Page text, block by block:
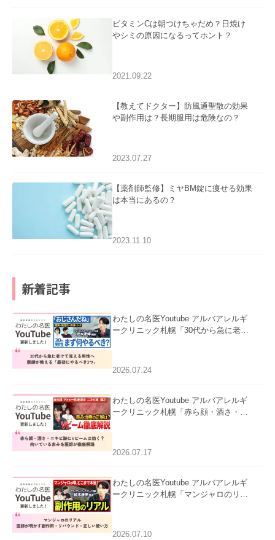
ビタミンCは朝つけちゃだめ？日焼け
やシミの原因になるってホント？
2021.09.22
【教えてドクター】防風通聖散の効果
や副作用は？長期服用は危険なの？
2023.07.27
【薬剤師監修】ミヤBM錠に痩せる効果
は本当にあるの？
2023.11.10
新着記事
わたしの名医Youtube アルバアレルギ
ークリニック札幌「30代から急に老け
た。
2026.07.24
わたしの名医Youtube アルバアレルギ
ークリニック札幌「赤ら顔・酒さ・ニ
ました。
2026.07.17
わたしの名医Youtube アルバアレルギ
ークリニック札幌「マンジャロのリア
た。
2026.07.10